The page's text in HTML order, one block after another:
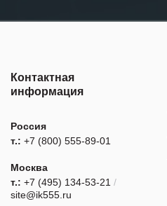
Контактная
информация
Россия
т.: +7 (800) 555-89-01
Москва
т.: +7 (495) 134-53-21 /
site@ik555.ru